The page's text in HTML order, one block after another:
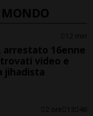
12 min
arrestato 16enne
video e
jihadista
2 ore 13 46